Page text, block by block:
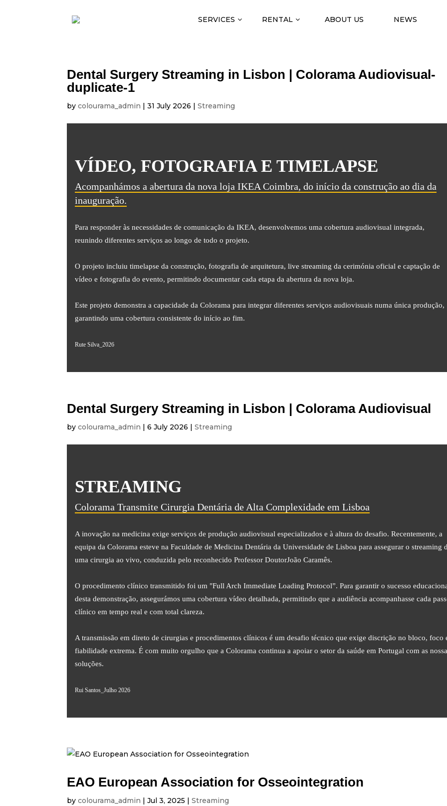
SERVICES RENTAL ABOUT US NEWS
Dental Surgery Streaming in Lisbon | Colorama Audiovisual-
duplicate-1
bycolourama_admin |31 July 2026 |Streaming
VÍDEO, FOTOGRAFIA E TIMELAPSE
Acompanhámos a abertura da nova loja IKEA Coimbra, do início da construção ao dia da
inauguração.
Para responder às necessidades de comunicação da IKEA, desenvolvemos uma cobertura audiovisual integrada,
reunindo diferentes serviços ao longo de todo o projeto.
O projeto incluiu timelapse da construção, fotografia de arquitetura, live streaming da cerimónia oficial e captação de
vídeo e fotografia do evento, permitindo documentar cada etapa da abertura da nova loja.
Este projeto demonstra a capacidade da Colorama para integrar diferentes serviços audiovisuais numa única produção,
garantindo uma cobertura consistente do início ao fim.
Rute Silva_2026
Dental Surgery Streaming in Lisbon | Colorama Audiovisual
bycolourama_admin |6 July 2026 |Streaming
STREAMING
Colorama Transmite Cirurgia Dentária de Alta Complexidade em Lisboa
A inovação na medicina exige serviços de produção audiovisual especializados e à altura do desafio. Recentemente, a
equipa da Colorama esteve na Faculdade de Medicina Dentária da Universidade de Lisboa para assegurar o streaming
uma cirurgia ao vivo, conduzida pelo reconhecido Professor DoutorJoão Caramês.
O procedimento clínico transmitido foi um "Full Arch Immediate Loading Protocol”. Para garantir o sucesso
desta demonstração, assegurámos uma cobertura vídeo detalhada, permitindo que a audiência acompanhasse cada
clínico em tempo real e com total clareza.
A transmissão em direto de cirurgias e procedimentos clínicos é um desafio técnico que exige discrição no bloco, foco
fiabilidade extrema. É com muito orgulho que a Colorama continua a apoiar o setor da saúde em Portugal com as
soluções.
Rui Santos_Julho 2026
EAO European Association for Osseointegration
bycolourama_admin |Jul 3, 2025 |Streaming